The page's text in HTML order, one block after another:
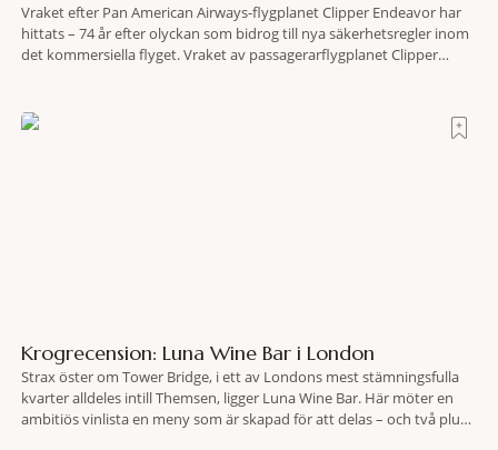
Vraket efter Pan American Airways-flygplanet Clipper Endeavor har
hittats – 74 år efter olyckan som bidrog till nya säkerhetsregler inom
det kommersiella flyget. Vraket av passagerarflygplanet Clipper
lokaliserades den 2 juni i år med hjälp
Krogrecension: Luna Wine Bar i London
Strax öster om Tower Bridge, i ett av Londons mest stämningsfulla
kvarter alldeles intill Themsen, ligger Luna Wine Bar. Här möter en
ambitiös vinlista en meny som är skapad för att delas – och två plus